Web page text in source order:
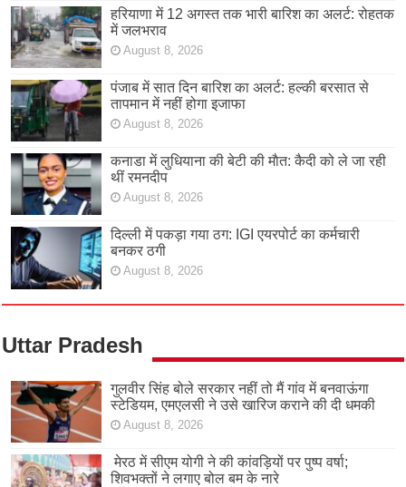
हरियाणा में 12 अगस्त तक भारी बारिश का अलर्ट: रोहतक
में जलभराव
August 8, 2026
पंजाब में सात दिन बारिश का अलर्ट: हल्की बरसात से
तापमान में नहीं होगा इजाफा
August 8, 2026
कनाडा में लुधियाना की बेटी की माैत: कैदी को ले जा रही
थीं रमनदीप
August 8, 2026
दिल्ली में पकड़ा गया ठग: IGI एयरपोर्ट का कर्मचारी
बनकर ठगी
August 8, 2026
Uttar Pradesh
गुलवीर सिंह बोले सरकार नहीं तो मैं गांव में बनवाऊंगा
स्टेडियम, एमएलसी ने उसे खारिज कराने की दी धमकी
August 8, 2026
मेरठ में सीएम योगी ने की कांवड़ियों पर पुष्प वर्षा;
शिवभक्तों ने लगाए बोल बम के नारे